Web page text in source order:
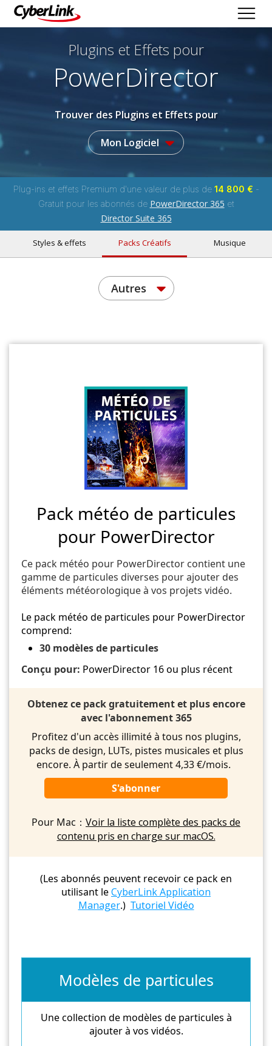
Plugins et Effets pour
PowerDirector
Trouver des Plugins et Effets pour
Mon Logiciel
Plug-ins et effets Premium d'une valeur de plus de 14 800 € -
Gratuit pour les abonnés de PowerDirector 365 et
Director Suite 365
Styles & effets Packs Créatifs Musique
Autres
Pack météo de particules
pour PowerDirector
Ce pack météo pour PowerDirector contient une
gamme de particules diverses pour ajouter des
éléments météorologique à vos projets vidéo.
Le pack météo de particules pour PowerDirector
comprend:
30 modèles de particules
Conçu pour: PowerDirector 16 ou plus récent
Obtenez ce pack gratuitement et plus encore
avec l'abonnement 365
Profitez d'un accès illimité à tous nos plugins,
packs de design, LUTs, pistes musicales et plus
encore. À partir de seulement 4,33 €/mois.
S'abonner
Pour Mac： Voir la liste complète des packs de
contenu pris en charge sur macOS.
(Les abonnés peuvent recevoir ce pack en
utilisant leCyberLink Application
Manager.) Tutoriel Vidéo
Modèles de particules
Une collection de modèles de particules à
ajouter à vos vidéos.